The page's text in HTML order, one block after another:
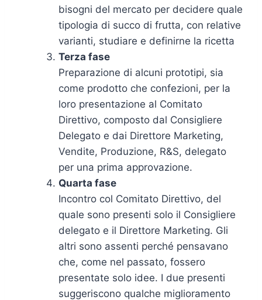
bisogni del mercato per decidere quale
tipologia di succo di frutta, con relative
varianti, studiare e definirne la ricetta
Terza fase
Preparazione di alcuni prototipi, sia
come prodotto che confezioni, per la
loro presentazione al Comitato
Direttivo, composto dal Consigliere
Delegato e dai Direttore Marketing,
Vendite, Produzione, R&S, delegato
per una prima approvazione.
Quarta fase
Incontro col Comitato Direttivo, del
quale sono presenti solo il Consigliere
delegato e il Direttore Marketing. Gli
altri sono assenti perché pensavano
che, come nel passato, fossero
presentate solo idee. I due presenti
suggeriscono qualche miglioramento